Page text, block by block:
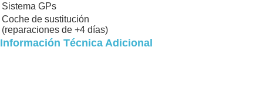
Sistema GPs
Coche de sustitución
(reparaciones de +4 días)
Información Técnica Adicional